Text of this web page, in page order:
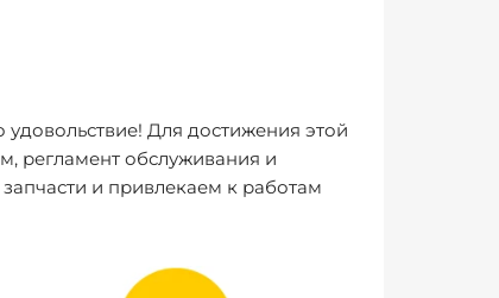
Для достижения этой
регламент обслуживания и
и привлекаем к работам